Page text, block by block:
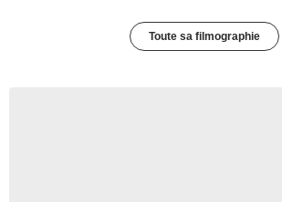
Toute sa filmographie